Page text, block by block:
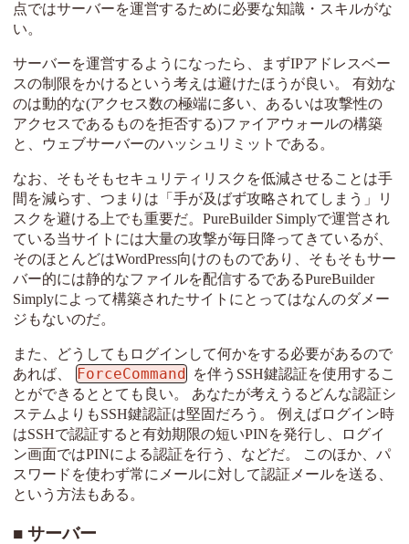
点ではサーバーを運営するために必要な知識・スキルがな
い。
サーバーを運営するようになったら、まずIPアドレスベー
スの制限をかけるという考えは避けたほうが良い。 有効な
のは動的な(アクセス数の極端に多い、あるいは攻撃性の
アクセスであるものを拒否する)ファイアウォールの構築
と、ウェブサーバーのハッシュリミットである。
なお、そもそもセキュリティリスクを低減させることは手
間を減らす、つまりは「手が及ばず攻略されてしまう」リ
スクを避ける上でも重要だ。PureBuilder Simplyで運営され
ている当サイトには大量の攻撃が毎日降ってきているが、
そのほとんどはWordPress向けのものであり、そもそもサー
バー的には静的なファイルを配信するであるPureBuilder
Simplyによって構築されたサイトにとってはなんのダメー
ジもないのだ。
また、どうしてもログインして何かをする必要があるので
あれば、
ForceCommand
を伴うSSH鍵認証を使用するこ
とができるととても良い。 あなたが考えうるどんな認証シ
ステムよりもSSH鍵認証は堅固だろう。 例えばログイン時
はSSHで認証すると有効期限の短いPINを発行し、ログイ
ン画面ではPINによる認証を行う、などだ。 このほか、パ
スワードを使わず常にメールに対して認証メールを送る、
という方法もある。
サーバー